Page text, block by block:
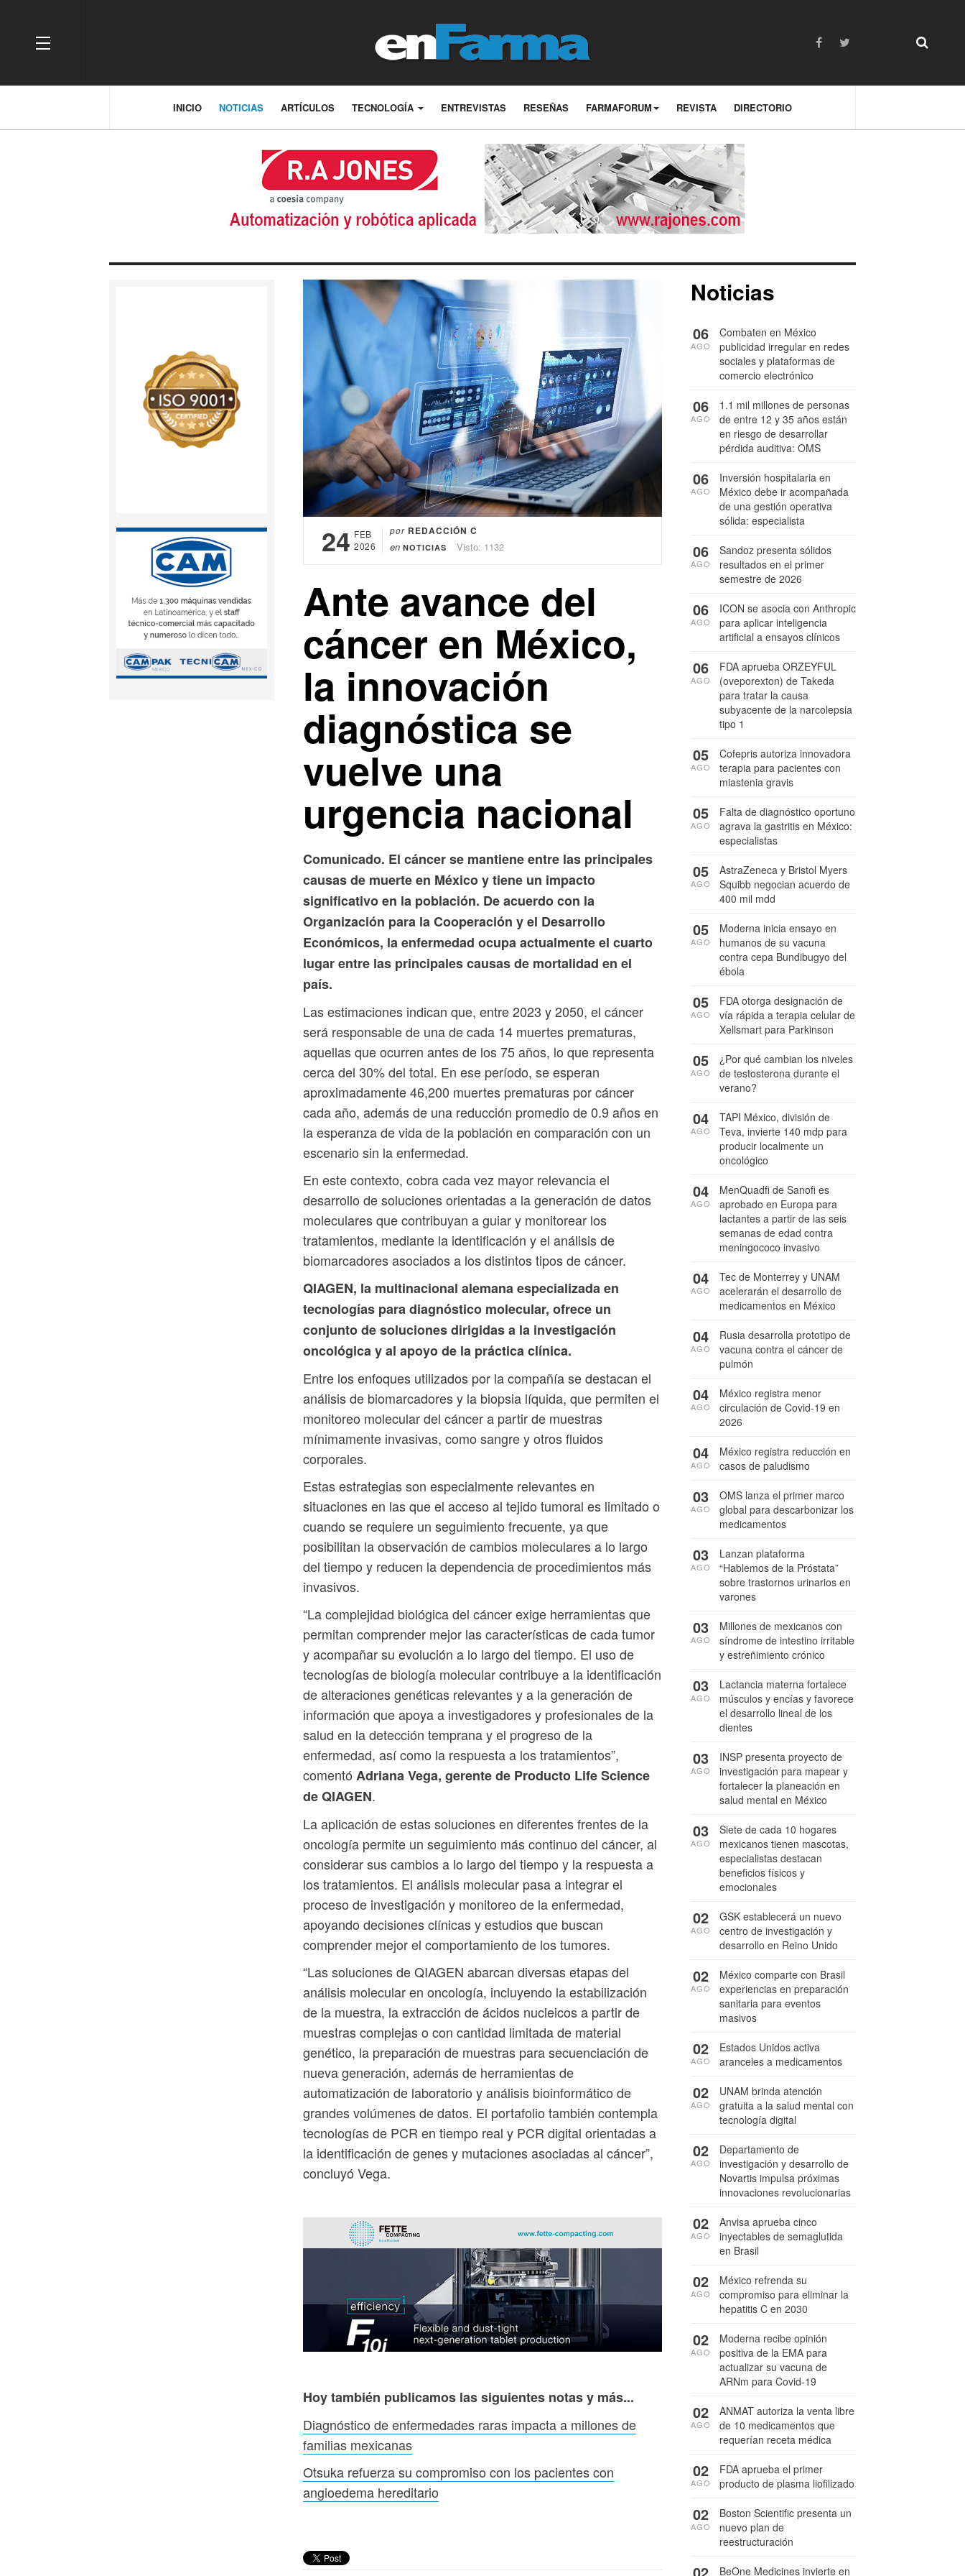
OFF CANVAS
INICIO NOTICIAS ARTÍCULOS TECNOLOGÍA ENTREVISTAS RESEÑAS FARMAFORUM REVISTA DIRECTORIO
24 FEB
2026
por REDACCIÓN C
en NOTICIAS Visto: 1132
Ante avance del
cáncer en México,
la innovación
diagnóstica se
vuelve una
urgencia nacional
Comunicado. El cáncer se mantiene entre las principales
causas de muerte en México y tiene un impacto
significativo en la población. De acuerdo con la
Organización para la Cooperación y el Desarrollo
Económicos, la enfermedad ocupa actualmente el cuarto
lugar entre las principales causas de mortalidad en el
país.
Las estimaciones indican que, entre 2023 y 2050, el cáncer
será responsable de una de cada 14 muertes prematuras,
aquellas que ocurren antes de los 75 años, lo que representa
cerca del 30% del total. En ese período, se esperan
aproximadamente 46,200 muertes prematuras por cáncer
cada año, además de una reducción promedio de 0.9 años en
la esperanza de vida de la población en comparación con un
escenario sin la enfermedad.
En este contexto, cobra cada vez mayor relevancia el
desarrollo de soluciones orientadas a la generación de datos
moleculares que contribuyan a guiar y monitorear los
tratamientos, mediante la identificación y el análisis de
biomarcadores asociados a los distintos tipos de cáncer.
QIAGEN, la multinacional alemana especializada en
tecnologías para diagnóstico molecular, ofrece un
conjunto de soluciones dirigidas a la investigación
oncológica y al apoyo de la práctica clínica.
Entre los enfoques utilizados por la compañía se destacan el
análisis de biomarcadores y la biopsia líquida, que permiten el
monitoreo molecular del cáncer a partir de muestras
mínimamente invasivas, como sangre y otros fluidos
corporales.
Estas estrategias son especialmente relevantes en
situaciones en las que el acceso al tejido tumoral es limitado o
cuando se requiere un seguimiento frecuente, ya que
posibilitan la observación de cambios moleculares a lo largo
del tiempo y reducen la dependencia de procedimientos más
invasivos.
“La complejidad biológica del cáncer exige herramientas que
permitan comprender mejor las características de cada tumor
y acompañar su evolución a lo largo del tiempo. El uso de
tecnologías de biología molecular contribuye a la identificación
de alteraciones genéticas relevantes y a la generación de
información que apoya a investigadores y profesionales de la
salud en la detección temprana y el progreso de la
enfermedad, así como la respuesta a los tratamientos”,
comentó Adriana Vega, gerente de Producto Life Science
de QIAGEN.
La aplicación de estas soluciones en diferentes frentes de la
oncología permite un seguimiento más continuo del cáncer, al
considerar sus cambios a lo largo del tiempo y la respuesta a
los tratamientos. El análisis molecular pasa a integrar el
proceso de investigación y monitoreo de la enfermedad,
apoyando decisiones clínicas y estudios que buscan
comprender mejor el comportamiento de los tumores.
“Las soluciones de QIAGEN abarcan diversas etapas del
análisis molecular en oncología, incluyendo la estabilización
de la muestra, la extracción de ácidos nucleicos a partir de
muestras complejas o con cantidad limitada de material
genético, la preparación de muestras para secuenciación de
nueva generación, además de herramientas de
automatización de laboratorio y análisis bioinformático de
grandes volúmenes de datos. El portafolio también contempla
tecnologías de PCR en tiempo real y PCR digital orientadas a
la identificación de genes y mutaciones asociadas al cáncer”,
concluyó Vega.
Hoy también publicamos las siguientes notas y más...
Diagnóstico de enfermedades raras impacta a millones de
familias mexicanas
Otsuka refuerza su compromiso con los pacientes con
angioedema hereditario
Noticias
Combaten en México
publicidad irregular en redes
sociales y plataformas de
comercio electrónico
06
AGO
1.1 mil millones de personas
de entre 12 y 35 años están
en riesgo de desarrollar
pérdida auditiva: OMS
06
AGO
Inversión hospitalaria en
México debe ir acompañada
de una gestión operativa
sólida: especialista
06
AGO
Sandoz presenta sólidos
resultados en el primer
semestre de 2026
06
AGO
ICON se asocia con Anthropic
para aplicar inteligencia
artificial a ensayos clínicos
06
AGO
FDA aprueba ORZEYFUL
(oveporexton) de Takeda
para tratar la causa
subyacente de la narcolepsia
tipo 1
06
AGO
Cofepris autoriza innovadora
terapia para pacientes con
miastenia gravis
05
AGO
Falta de diagnóstico oportuno
agrava la gastritis en México:
especialistas
05
AGO
AstraZeneca y Bristol Myers
Squibb negocian acuerdo de
400 mil mdd
05
AGO
Moderna inicia ensayo en
humanos de su vacuna
contra cepa Bundibugyo del
ébola
05
AGO
FDA otorga designación de
vía rápida a terapia celular de
Xellsmart para Parkinson
05
AGO
¿Por qué cambian los niveles
de testosterona durante el
verano?
05
AGO
TAPI México, división de
Teva, invierte 140 mdp para
producir localmente un
oncológico
04
AGO
MenQuadfi de Sanofi es
aprobado en Europa para
lactantes a partir de las seis
semanas de edad contra
meningococo invasivo
04
AGO
Tec de Monterrey y UNAM
acelerarán el desarrollo de
medicamentos en México
04
AGO
Rusia desarrolla prototipo de
vacuna contra el cáncer de
pulmón
04
AGO
México registra menor
circulación de Covid-19 en
2026
04
AGO
México registra reducción en
casos de paludismo
04
AGO
OMS lanza el primer marco
global para descarbonizar los
medicamentos
03
AGO
Lanzan plataforma
“Hablemos de la Próstata”
sobre trastornos urinarios en
varones
03
AGO
Millones de mexicanos con
síndrome de intestino irritable
y estreñimiento crónico
03
AGO
Lactancia materna fortalece
músculos y encías y favorece
el desarrollo lineal de los
dientes
03
AGO
INSP presenta proyecto de
investigación para mapear y
fortalecer la planeación en
salud mental en México
03
AGO
Siete de cada 10 hogares
mexicanos tienen mascotas,
especialistas destacan
beneficios físicos y
emocionales
03
AGO
GSK establecerá un nuevo
centro de investigación y
desarrollo en Reino Unido
02
AGO
México comparte con Brasil
experiencias en preparación
sanitaria para eventos
masivos
02
AGO
Estados Unidos activa
aranceles a medicamentos
02
AGO
UNAM brinda atención
gratuita a la salud mental con
tecnología digital
02
AGO
Departamento de
investigación y desarrollo de
Novartis impulsa próximas
innovaciones revolucionarias
02
AGO
Anvisa aprueba cinco
inyectables de semaglutida
en Brasil
02
AGO
México refrenda su
compromiso para eliminar la
hepatitis C en 2030
02
AGO
Moderna recibe opinión
positiva de la EMA para
actualizar su vacuna de
ARNm para Covid-19
02
AGO
ANMAT autoriza la venta libre
de 10 medicamentos que
requerían receta médica
02
AGO
FDA aprueba el primer
producto de plasma liofilizado
02
AGO
Boston Scientific presenta un
nuevo plan de
reestructuración
02
AGO
BeOne Medicines invierte en